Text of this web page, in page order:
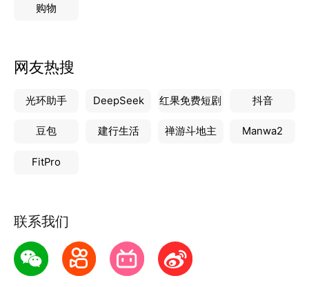
购物
网友热搜
光环助手 DeepSeek 红果免费短剧 抖音
豆包 建行生活 禅游斗地主 Manwa2
FitPro
联系我们